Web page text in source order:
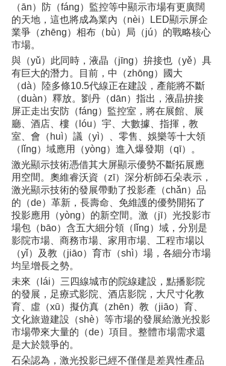
（ān）防（fáng）監控等中顯示市場有更廣闊
的天地，這也將成為業內（nèi）LED顯示屏企
業爭（zhēng）相布（bù）局（jú）的戰略核心
市場。
與（yǔ）此同時，液晶（jīng）拚接也（yě）具
有巨大的潛力。目前，中（zhōng）國大
（dà）陸多條10.5代線正在建設，產能將不斷
（duàn）釋放。劉丹（dān）指出，液晶拚接
屏正走出安防（fáng）監控室，將在展館、展
廳、酒店、樓（lóu）宇、大數據、指揮，教
室、會（huì）議（yì）、零售、娛樂等十大領
（lǐng）域應用（yòng）進入爆發期（qī）。
激光顯示技術憑借其大屏顯示優勢不斷拓展應
用空間。奧維睿沃資（zī）深分析師石朵表示，
激光顯示技術的發展帶動了投影產（chǎn）品
的（de）革新，長壽命、免維護的優勢開拓了
投影應用（yòng）的新空間。激（jī）光投影市
場包（bāo）含五大細分領（lǐng）域，分別是
影院市場、商務市場、家用市場、工程市場以
（yǐ）及教（jiāo）育市（shì）場，各細分市場
均呈增長之勢。
未來（lái）三四線城市的院線建設，點播影院
的發展，足療式影院、酒店影院，大尺寸化教
育、虛（xū）擬仿真（zhēn）教（jiāo）育、
文化旅遊建設（shè）等市場的發展給激光投影
市場帶來大量的（de）項目。整體市場需求還
是大於競爭的。
石朵認為，激光投影已經不僅僅是差異性產品